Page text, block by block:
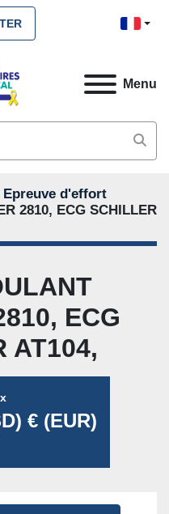
Menu
Epreuve d'effort
2810, ECG SCHILLER
ECG
AT104,
€ (EUR)